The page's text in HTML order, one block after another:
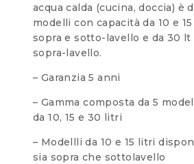
acqua calda (cucina, doccia) è
modelli con capacità da 10 e
sopra e sotto-lavello e da 30
sopra-lavello.
– Garanzia 5 anni
– Gamma composta da 5
da 10, 15 e 30 litri
– Modellli da 10 e 15 litri
sia sopra che sottolavello